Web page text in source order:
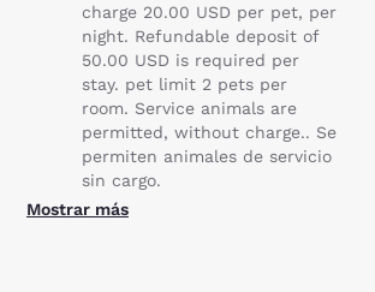
charge 20.00 USD per pet, per
night. Refundable deposit of
50.00 USD is required per
stay. pet limit 2 pets per
room. Service animals are
permitted, without charge.. Se
permiten animales de servicio
sin cargo.
Mostrar más